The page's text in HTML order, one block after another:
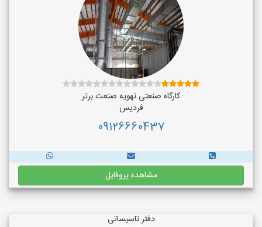
کارگاه صنعتی تهویه صنعت برتر
فردیس
09126660437
مشاهده پروفایل
دفتر تاسیساتی